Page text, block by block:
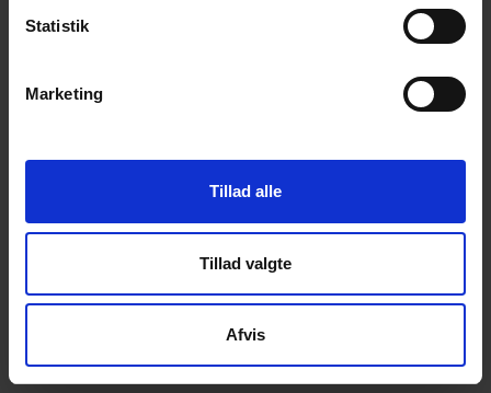
Statistik
Marketing
Tillad alle
Tillad valgte
Afvis
online booking systemleveres af